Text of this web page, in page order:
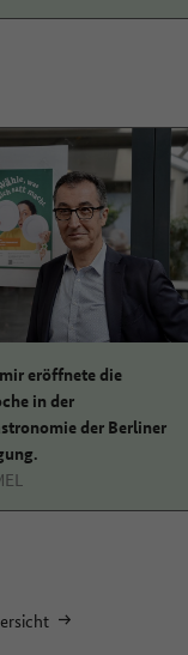
eröffnete die
in der
der Berliner